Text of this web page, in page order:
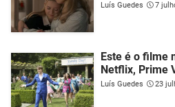
Luís Guedes 7
Este é o filme
Netflix, Prime
Luís Guedes 23